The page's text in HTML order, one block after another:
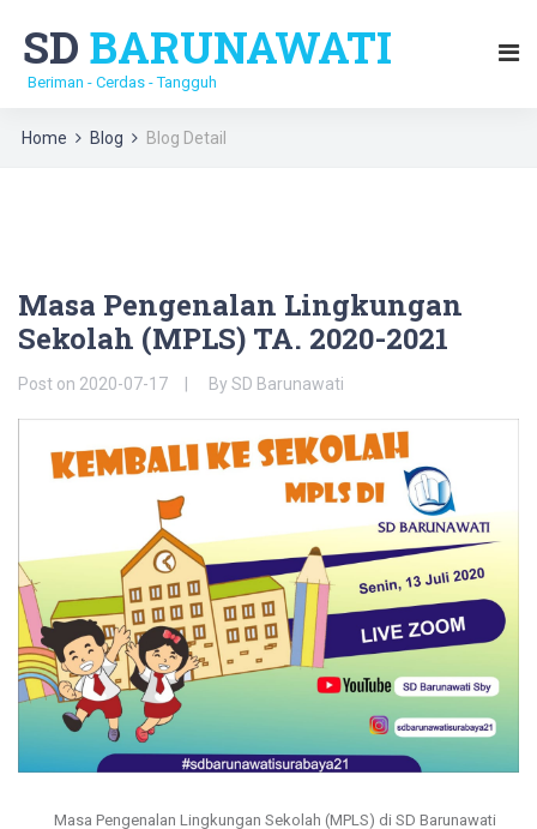
SD BARUNAWATI
Beriman - Cerdas - Tangguh
Home Blog Blog Detail
Masa Pengenalan Lingkungan
Sekolah (MPLS) TA. 2020-2021
Post on 2020-07-17 By SD Barunawati
Masa Pengenalan Lingkungan Sekolah (MPLS) di SD Barunawati